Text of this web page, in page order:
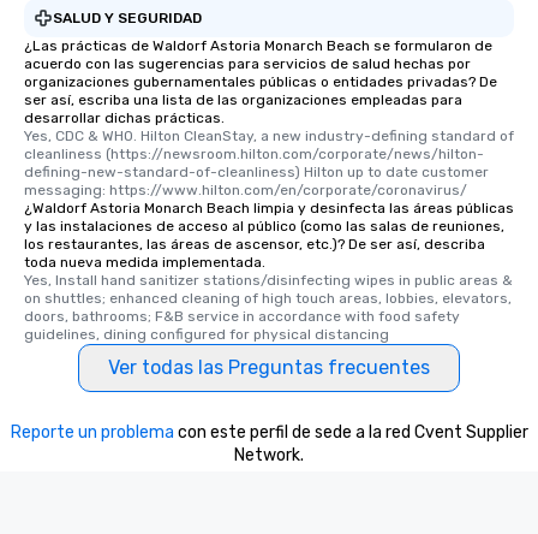
SALUD Y SEGURIDAD
¿Las prácticas de Waldorf Astoria Monarch Beach se formularon de
acuerdo con las sugerencias para servicios de salud hechas por
organizaciones gubernamentales públicas o entidades privadas? De
ser así, escriba una lista de las organizaciones empleadas para
desarrollar dichas prácticas.
Yes, CDC & WHO. Hilton CleanStay, a new industry-defining standard of
cleanliness (https://newsroom.hilton.com/corporate/news/hilton-
defining-new-standard-of-cleanliness) Hilton up to date customer
messaging: https://www.hilton.com/en/corporate/coronavirus/
¿Waldorf Astoria Monarch Beach limpia y desinfecta las áreas públicas
y las instalaciones de acceso al público (como las salas de reuniones,
los restaurantes, las áreas de ascensor, etc.)? De ser así, describa
toda nueva medida implementada.
Yes, Install hand sanitizer stations/disinfecting wipes in public areas &
on shuttles; enhanced cleaning of high touch areas, lobbies, elevators,
doors, bathrooms; F&B service in accordance with food safety
guidelines, dining configured for physical distancing
Ver todas las Preguntas frecuentes
Reporte un problema con este perfil de sede a la red Cvent Supplier
Network.